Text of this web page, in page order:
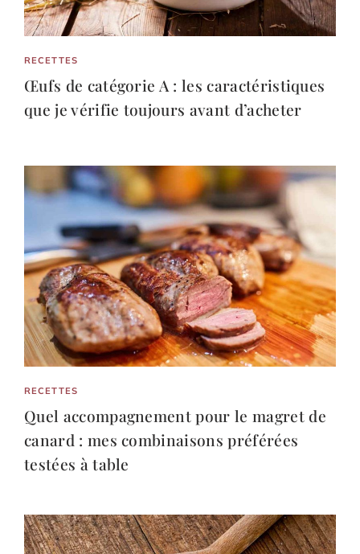
RECETTES
Œufs de catégorie A : les caractéristiques
que je vérifie toujours avant d’acheter
RECETTES
Quel accompagnement pour le magret de
canard : mes combinaisons préférées
testées à table